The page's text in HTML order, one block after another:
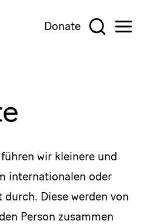
wir kleinere und
internationalen oder
Diese werden von
Person zusammen
Donate